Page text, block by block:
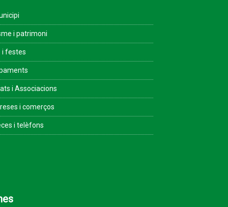
i patrimoni
i festes
i Associacions
i comerços
i telèfons